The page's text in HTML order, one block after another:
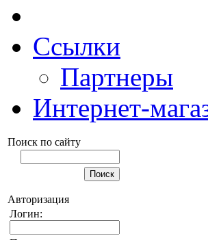
Ссылки
Партнеры
Интернет-
Поиск по сайту
Авторизация
Логин: